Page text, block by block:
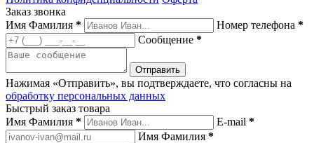
Заказ звонка
Имя Фамилия * Номер телефона *
Сообщение *
Нажимая «Отправить», вы подтверждаете, что согласны на
обработку персональных данных
Быстрый заказ товара
Имя Фамилия * E-mail *
Имя Фамилия *